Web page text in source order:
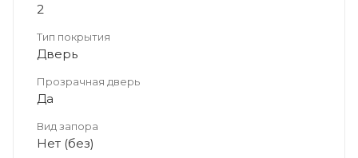
2
Тип покрытия
Дверь
Прозрачная дверь
Да
Вид запора
Нет (без)